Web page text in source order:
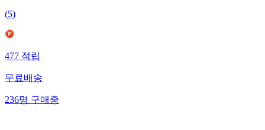
(5)
477적립
무료배송
236명구매중